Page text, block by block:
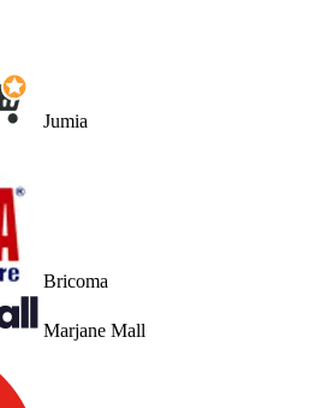
Jumia
Bricoma
Marjane Mall